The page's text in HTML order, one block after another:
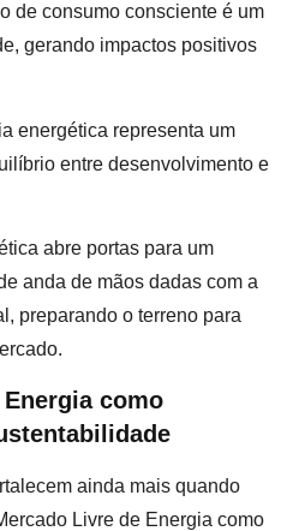
de consumo consciente é um
gerando impactos positivos
energética representa um
entre desenvolvimento e
abre portas para um
anda de mãos dadas com a
preparando o terreno para
como
ainda mais quando
Livre de Energia como